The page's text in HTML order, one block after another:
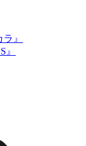
』